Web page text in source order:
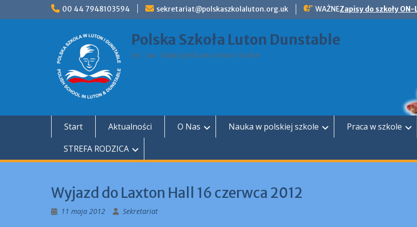
00 44 7948103594 sekretariat@polskaszkolaluton.org.uk WAŻNEZapisy do szkoły ON-
Polska Szkoła Luton Dunstable
im. św. Maksymiliana Marii Kolbe
Start Aktualności O Nas Nauka w polskiej szkole Praca w szkole
STREFA RODZICA
Wyjazd do Laxton Hall 16 czerwca 2012
11 maja 2012 Sekretariat